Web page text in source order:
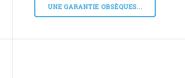
UNE GARANTIE OBSÈQUES...